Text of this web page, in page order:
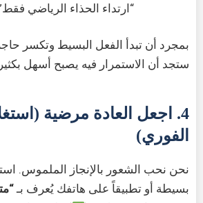
“ارتداء الحذاء الرياضي
بمجرد أن تبدأ الفعل البسيط وتكسر
ستجد أن الاستمرار فيه يصبح أسهل
4. اجعل العادة مرضية
الفوري)
نحن نحب الشعور بالإنجاز الملموس.
بسيطة أو تطبيقاً على هاتفك يُعرف بـ